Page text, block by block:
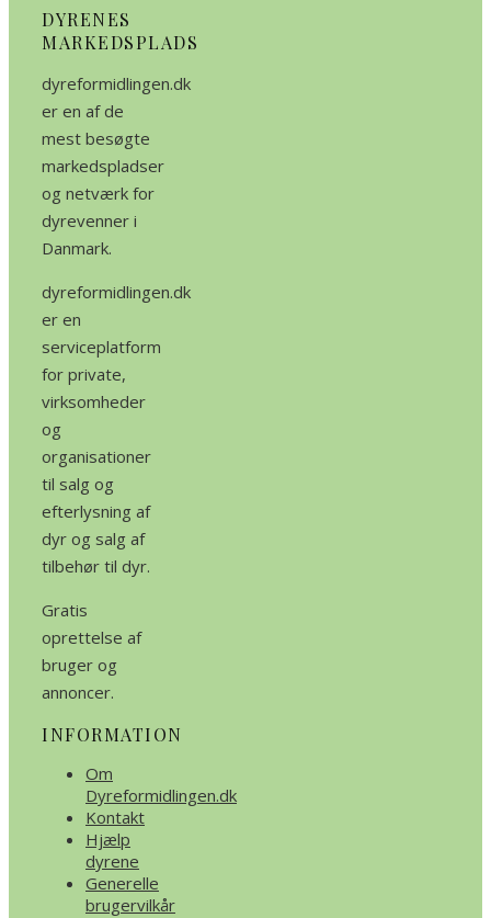
DYRENES
MARKEDSPLADS
dyreformidlingen.dk
er en af de
mest besøgte
markedspladser
og netværk for
dyrevenner i
Danmark.
dyreformidlingen.dk
er en
serviceplatform
for private,
virksomheder
og
organisationer
til salg og
efterlysning af
dyr og salg af
tilbehør til dyr.
Gratis
oprettelse af
bruger og
annoncer.
INFORMATION
Om
Dyreformidlingen.dk
Kontakt
Hjælp
dyrene
Generelle
brugervilkår